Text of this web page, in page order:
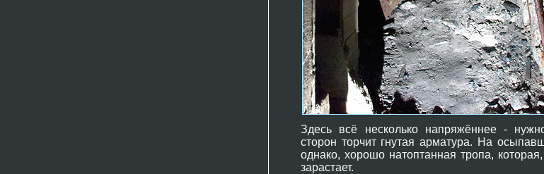
Здесь всё несколько напряжённее -
сторон торчит гнутая арматура. На
однако, хорошо натоптанная тропа,
зарастает.